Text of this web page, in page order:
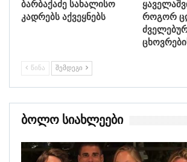
ბარბაქაძე სახალისო
კადრებს აქვეყნებს
როგორ
ᲬᲘᲜᲐ ᲨᲔᲛᲓᲔᲒᲘ
Ბოლო Სიახლეები